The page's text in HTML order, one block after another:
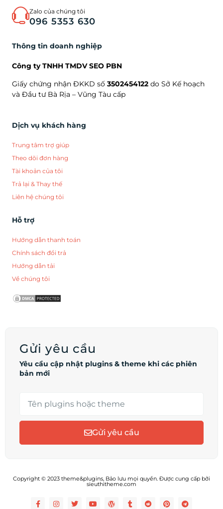
Zalo của chúng tôi
096 5353 630
Thông tin doanh nghiệp
Công ty TNHH TMDV SEO PBN
Giấy chứng nhận ĐKKD số 3502454122 do Sở Kế hoạch
và Đầu tư Bà Rịa – Vũng Tàu cấp
Dịch vụ khách hàng
Trung tâm trợ giúp
Theo dõi đơn hàng
Tài khoản của tôi
Trả lại & Thay thế
Liên hệ chúng tôi
Hỗ trợ
Hướng dẫn thanh toán
Chính sách đổi trả
Hướng dẫn tải
Về chúng tôi
Gửi yêu cầu
Yêu cầu cập nhật plugins & theme khi các phiên
bản mới
Gửi yêu cầu
Copyright © 2023 theme&plugins, Bảo lưu mọi quyền. Được cung cấp bởi
sieuthitheme.com